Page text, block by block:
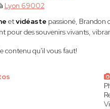
Lyon 69002
etvidéaste passioné, Brandon
pour des souvenirs vivants,
contenu qu'il vous faut!